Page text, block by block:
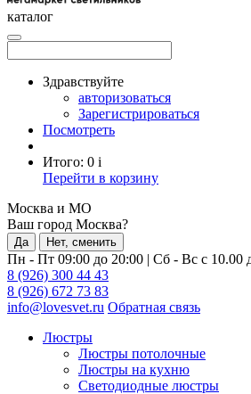
каталог
Здравствуйте
авторизоваться
Зарегистрироваться
Посмотреть
Итого: 0 i
Перейти в корзину
Москва и МО
Ваш город Москва?
Да Нет, сменить
Пн - Пт 09:00 до 20:00 | Сб - Вс с 10.00
8 (926) 300 44 43
8 (926) 672 73 83
info@lovesvet.ru Обратная связь
Люстры
Люстры потолочные
Люстры на кухню
Светодиодные люстры